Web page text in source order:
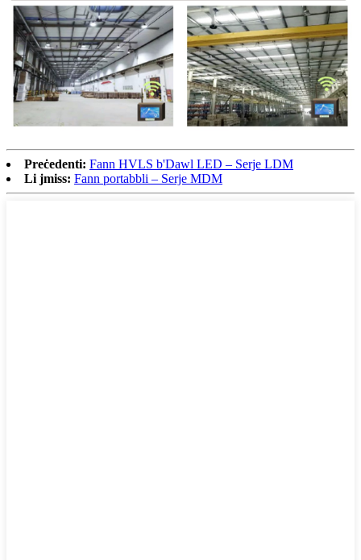
Preċedenti: Fann HVLS b'Dawl LED – Serje LDM
Li jmiss: Fann portabbli – Serje MDM